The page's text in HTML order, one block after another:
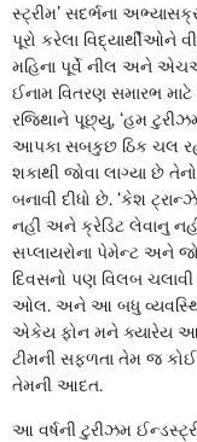
સ્ટ્રીમ’ સદર્ભના
પૂરો કરેલા વિદ્યાર્થીઓને
મહિના પૂર્વે નીલ અને
ઈનામ વિતરણ સમારભ માટે
રજિથાને પૂછ્યુ, ‘હમ
આપકા સબકુછ ઠિક ચલ
શકાથી જોવા લાગ્યા છે
બનાવી દીધો છે. ‘કેશ
નહીં અને ક્રેડિટ લેવાનુ
સપ્લાયરોના પેમેન્ટ અને
દિવસનો પણ વિલબ
ઓલ. અને આ બધુ
એકેય ફોન મને ક્યારેય
ટીમની સફળતા તેમ જ કોઈ
તેમની આદત.
આ વર્ષની ટુરીઝમ